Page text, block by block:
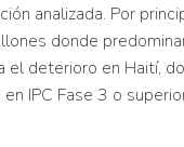
analizada. Por
donde
deterioro en Haití,
IPC Fase 3 o